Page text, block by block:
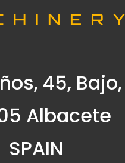
45, Bajo,
Albacete
SPAIN